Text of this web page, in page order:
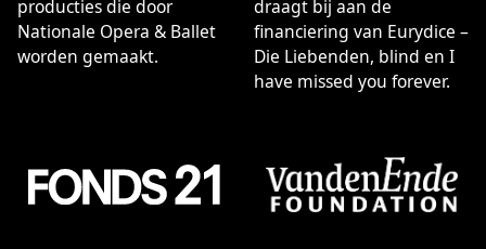
Missie & Visie
Als een van de grootste cultuurinstellingen die ons land
rijk is wil Nationale Opera & Ballet het leven van zoveel
mogelijk mensen verrijken met de verwondering,
vormgeving samen te brengen in de ‘live’ vertolking van
menselijke emoties. Daarmee bieden we onze bezoekers
een emotionele, intellectuele en zintuigelijke ervaring
producties die door
Nationale Opera & Ballet
worden gemaakt.
draagt bij aan de
financiering van Eurydice –
Die Liebenden, blind en I
have missed you forever.